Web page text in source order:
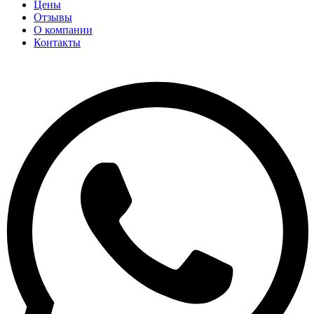
Цены
Отзывы
О компании
Контакты